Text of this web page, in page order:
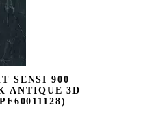
SENSI 900
ANTIQUE 3D